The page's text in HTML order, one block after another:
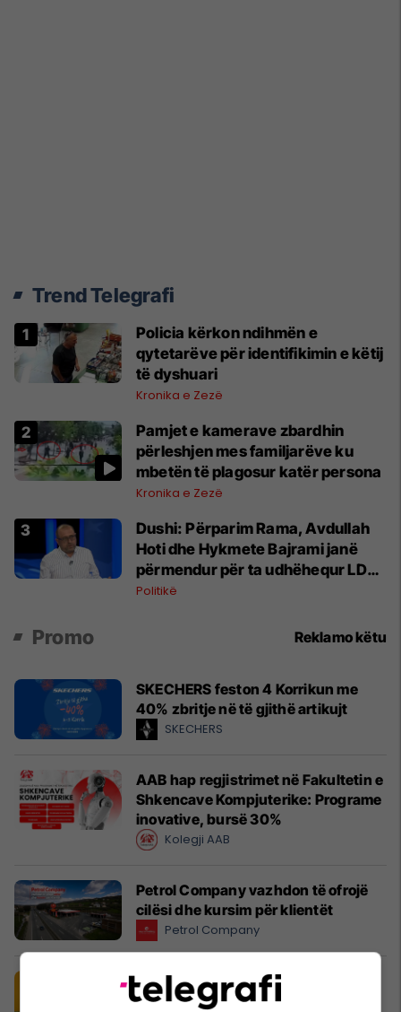
Trend Telegrafi
Policia kërkon ndihmën e
qytetarëve për identifikimin e këtij
të dyshuari
Kronika e Zezë
Pamjet e kamerave zbardhin
përleshjen mes familjarëve ku
mbetën të plagosur katër persona
Kronika e Zezë
Dushi: Përparim Rama, Avdullah
Hoti dhe Hykmete Bajrami janë
përmendur për ta udhëhequr LDK-
në
Politikë
Promo Reklamo këtu
SKECHERS feston 4 Korrikun me
40% zbritje në të gjithë artikujt
SKECHERS
AAB hap regjistrimet në Fakultetin e
Shkencave Kompjuterike: Programe
inovative, bursë 30%
Kolegji AAB
Petrol Company vazhdon të ofrojë
cilësi dhe kursim për klientët
Petrol Company
Shija më e re e verës në Popeyes ka
arritur: Lime & Jalapeño